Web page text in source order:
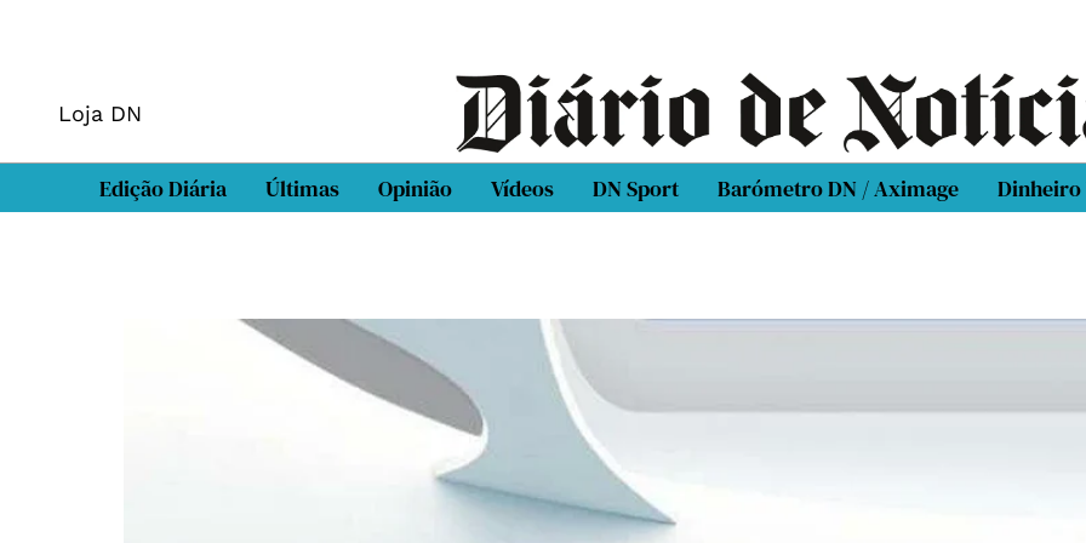
Loja DN
Edição Diária Últimas Opinião Vídeos DN Sport Barómetro DN / Aximage Dinheiro